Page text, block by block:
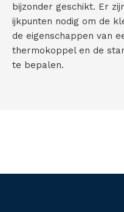
bijzonder geschikt. Er
ijkpunten nodig om de
de eigenschappen van
thermokoppel en de
te bepalen.